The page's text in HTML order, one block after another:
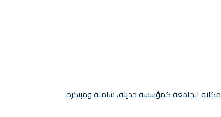
مكانة الجامعة كمؤسسة حديثة، شاملة ومبتكرة.